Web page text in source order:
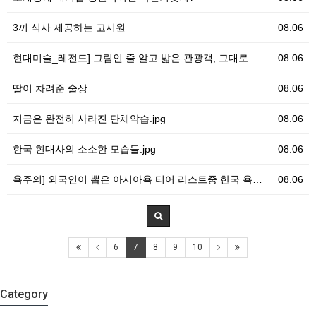
08.06
3끼 식사 제공하는 고시원
08.06
현대미술_레전드] 그림인 줄 알고 밟은 관광객, 그대로…
08.06
딸이 차려준 술상
08.06
지금은 완전히 사라진 단체악습.jpg
08.06
한국 현대사의 소소한 모습들.jpg
08.06
욕주의] 외국인이 뽑은 아시아욕 티어 리스트중 한국 욕…
6 7 8 9 10
Category